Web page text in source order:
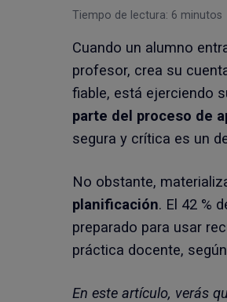
Tiempo de lectura: 6 minutos
Cuando un alumno
profesor, crea su
fiable, está ejerciendo
parte del proceso de
segura y crítica es un
No obstante,
planificación. El 42 %
preparado para usar
práctica docente,
En este artículo, verás